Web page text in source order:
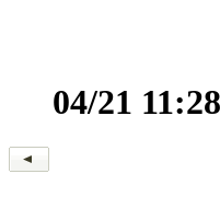
04/21 11:28